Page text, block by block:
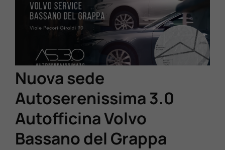
Lavora Con Noi
Nuova sede
Autoserenissima 3.0
Autofficina Volvo
Bassano del Grappa